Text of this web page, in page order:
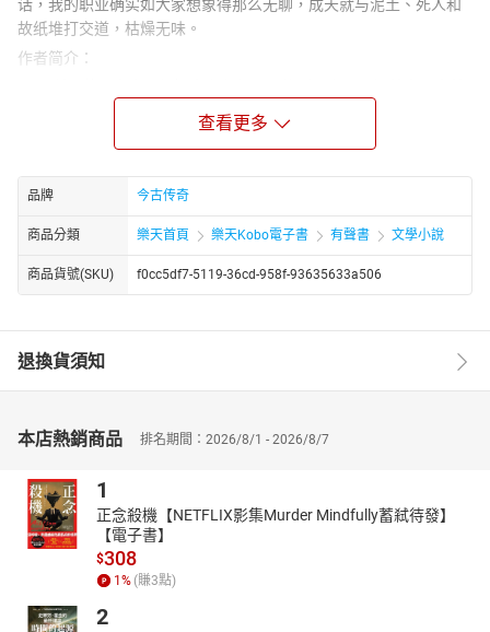
话，我的职业确实如大家想象得那么无聊，成天就与泥土、死人和
故纸堆打交道，枯燥无味。
作者简介：
酒，赏美女，生平索来胆大，性喜旅游，少年之时，便怀徐霞客宏
志，一人、一包一照相机，纵横大半个中国，路遍八千里路云和
通，箸成各类通俗小说数百万字，散见于国内各大报刊杂志。
查看更多
品牌 今古传奇
商品分類 樂天首頁 樂天Kobo電子書 有聲書 文學小說
商品貨號(SKU) f0cc5df7-5119-36cd-958f-93635633a506
退換貨須知
本店熱銷商品 排名期間：2026/8/1 - 2026/8/7
1
正念殺機【NETFLIX影集Murder Mindfully蓄弒待發】
【電子書】
$308
1 % (賺3點)
2